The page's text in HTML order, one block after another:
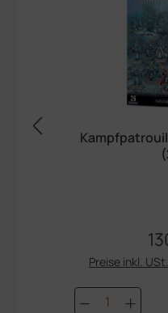
Preise inkl.
Produkt